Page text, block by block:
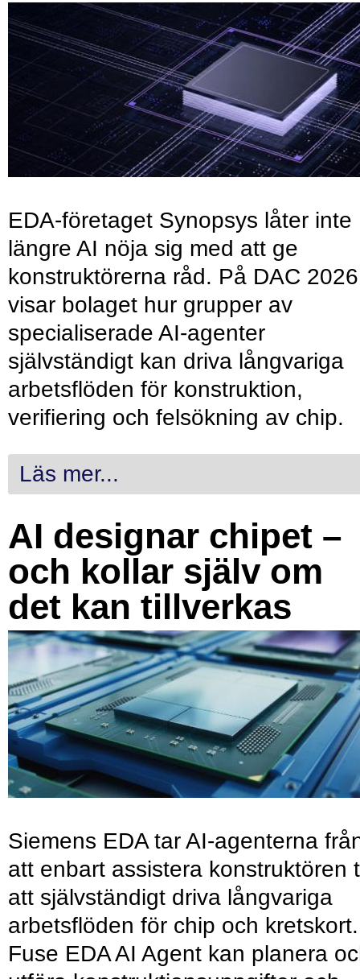
EDA-företaget Synopsys låter inte
längre AI nöja sig med att ge
konstruktörerna råd. På DAC 2026
visar bolaget hur grupper av
specialiserade AI-agenter
självständigt kan driva långvariga
arbetsflöden för konstruktion,
verifiering och felsökning av chip.
Läs mer...
AI designar chipet –
och kollar själv om
det kan tillverkas
Siemens EDA tar AI-agenterna
att enbart assistera konstruktören
att självständigt driva långvariga
arbetsflöden för chip och kretskort.
Fuse EDA AI Agent kan planera